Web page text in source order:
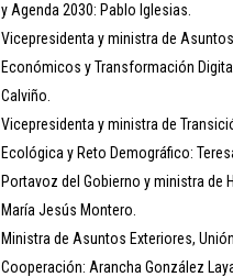
y Agenda 2030: Pablo Iglesias.
Vicepresidenta y ministra de Asuntos
Económicos y Transformación
Calviño.
Vicepresidenta y ministra de
Ecológica y Reto Demográfico:
Portavoz del Gobierno y ministra de
María Jesús Montero.
Ministra de Asuntos Exteriores,
Cooperación: Arancha González